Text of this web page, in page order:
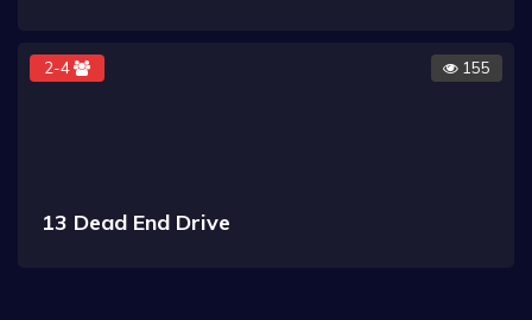
2-4 155
13 Dead End Drive